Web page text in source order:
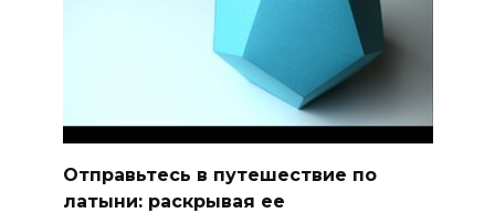
Отправьтесь в путешествие по
латыни: раскрывая ее